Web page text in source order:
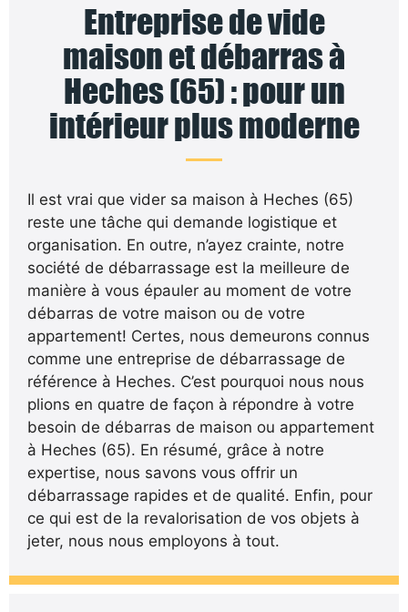
Entreprise de vide
maison et débarras à
Heches (65) : pour un
intérieur plus moderne
Il est vrai que vider sa maison à Heches (65)
reste une tâche qui demande logistique et
organisation. En outre, n’ayez crainte, notre
société de débarrassage est la meilleure de
manière à vous épauler au moment de votre
débarras de votre maison ou de votre
appartement! Certes, nous demeurons connus
comme une entreprise de débarrassage de
référence à Heches. C’est pourquoi nous nous
plions en quatre de façon à répondre à votre
besoin de débarras de maison ou appartement
à Heches (65). En résumé, grâce à notre
expertise, nous savons vous offrir un
débarrassage rapides et de qualité. Enfin, pour
ce qui est de la revalorisation de vos objets à
jeter, nous nous employons à tout.